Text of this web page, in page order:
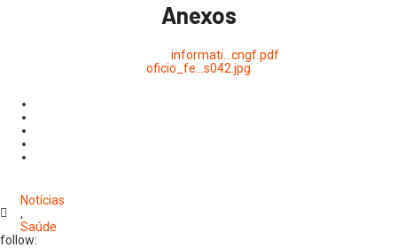
Anexos
informati…cngf.pdf
oficio_fe…s042.jpg
Notícias
,
Saúde
follow: